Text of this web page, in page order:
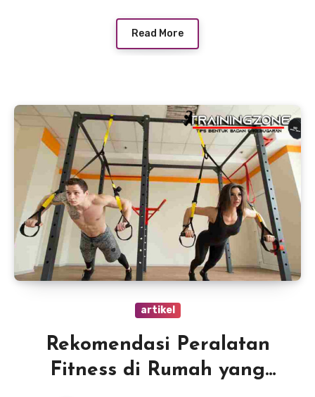
Read More
artikel
Rekomendasi Peralatan
Fitness di Rumah yang